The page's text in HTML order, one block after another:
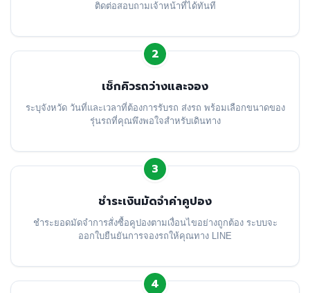
ติดต่อสอบถามเจ้าหน้าที่ได้ทันที
2
เช็กคิวรถว่างและจอง
ระบุจังหวัด วันที่และเวลาที่ต้องการรับรถ ส่งรถ พร้อมเลือกขนาดของ
รุ่นรถที่คุณพึงพอใจสำหรับเดินทาง
3
ชำระเงินมัดจำค่าคูปอง
ชำระยอดมัดจำการสั่งซื้อคูปองตามเงื่อนไขอย่างถูกต้อง ระบบจะ
ออกใบยืนยันการจองรถให้คุณทาง LINE
4